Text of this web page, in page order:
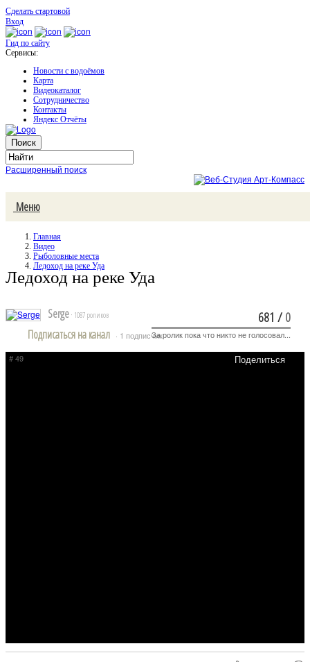
Сделать стартовой
Вход
Гид по сайту
Сервисы:
Новости с водоёмов
Карта
Видеокаталог
Сотрудничество
Контакты
Яндекс Отчёты
Расширенный поиск
Меню
Главная
Видео
Рыболовные места
Ледоход на реке Уда
Ледоход на реке Уда
Serge · 1087 роликов
Подписаться на канал · 1 подписчик
# 49 Поделиться
681 /0
За ролик пока что никто не голосовал...